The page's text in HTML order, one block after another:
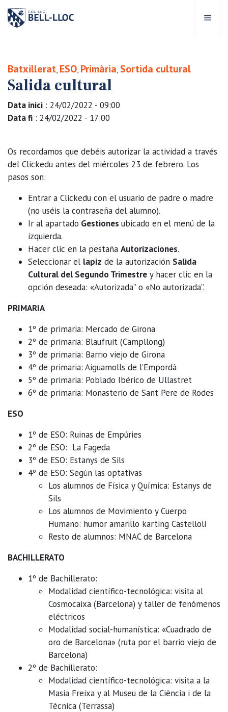
Bell-lloc
Educativo
educativas
Escolares
Bell-lloc
Batxillerat, ESO, Primària, Sortida cultural
Salida cultural
Data inici : 24/02/2022 - 09:00
Data fi : 24/02/2022 - 17:00
Os recordamos que debéis autorizar la actividad a través
del Clickedu antes del miércoles 23 de febrero. Los
pasos son:
Entrar a Clickedu con el usuario de padre o madre
(no uséis la contraseña del alumno).
Ir al apartado Gestiones ubicado en el menú de la
izquierda.
Hacer clic en la pestaña Autorizaciones.
Seleccionar el lapiz de la autorización Salida
Cultural del Segundo Trimestre y hacer clic en la
opción deseada: «Autorizada” o «No autorizada”.
PRIMARIA
1º de primaria: Mercado de Girona
2º de primaria: Blaufruit (Campllong)
3º de primaria: Barrio viejo de Girona
4º de primaria: Aiguamolls de l’Empordà
5º de primaria: Poblado Ibérico de Ullastret
6º de primaria: Monasterio de Sant Pere de Rodes
ESO
1º de ESO: Ruinas de Empúries
2º de ESO: La Fageda
3º de ESO: Estanys de Sils
4º de ESO: Según las optativas
Los alumnos de Física y Química: Estanys de
Sils
Los alumnos de Movimiento y Cuerpo
Humano: humor amarillo karting Castellolí
Resto de alumnos: MNAC de Barcelona
BACHILLERATO
1º de Bachillerato:
Modalidad científico-tecnológica: visita al
Cosmocaixa (Barcelona) y taller de fenómenos
eléctricos
Modalidad social-humanística: «Cuadrado de
oro de Barcelona» (ruta por el barrio viejo de
Barcelona)
2º de Bachillerato:
Modalidad científico-tecnológica: visita a la
Masia Freixa y al Museu de la Ciència i de la
Tècnica (Terrassa)